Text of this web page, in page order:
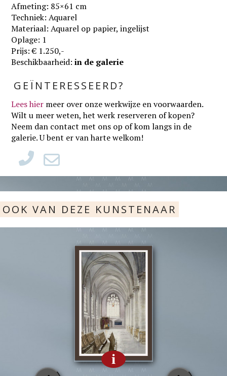
Afmeting: 85×61 cm
Techniek: Aquarel
Materiaal: Aquarel op papier, ingelijst
Oplage: 1
Prijs: € 1.250,-
Beschikbaarheid:in de galerie
GEÏNTERESSEERD?
Lees hier meer over onze werkwijze en voorwaarden.
Wilt u meer weten, het werk reserveren of kopen?
Neem dan contact met ons op of kom langs in de
galerie. U bent er van harte welkom!
OOK VAN DEZE KUNSTENAAR
i